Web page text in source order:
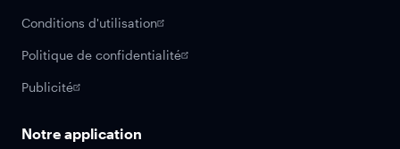
Conditions d'utilisation
Politique de confidentialité
Publicité
Notre application